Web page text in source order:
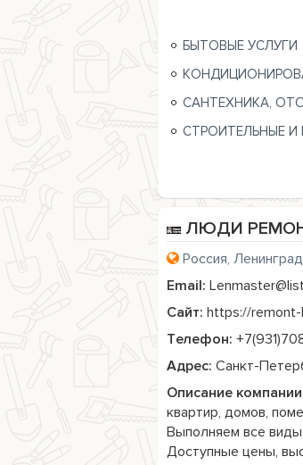
БЫТОВЫЕ УСЛУГИ
САНТЕХНИКА,
СТРОИТЕЛЬНЫЕ И
ЛЮДИ
Россия,
Email:
Сайт: https://remont-
Телефон:
Адрес: Санкт-
Описание
квартир, домов,
Выполняем все виды
Доступные цены,